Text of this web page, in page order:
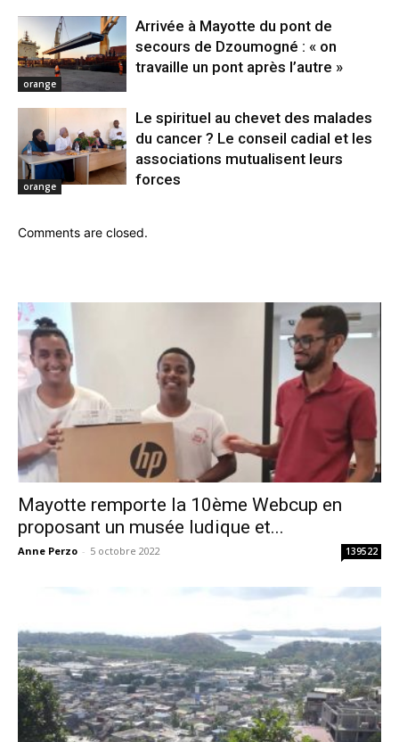
orange
Arrivée à Mayotte du pont de
secours de Dzoumogné : « on
travaille un pont après l’autre »
orange
Le spirituel au chevet des malades
du cancer ? Le conseil cadial et les
associations mutualisent leurs
forces
Comments are closed.
Mayotte remporte la 10ème Webcup en
proposant un musée ludique et...
Anne Perzo - 5 octobre 2022 139522